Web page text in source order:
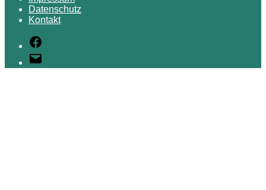
Datenschutz
Kontakt
Facebook
E-
Mail